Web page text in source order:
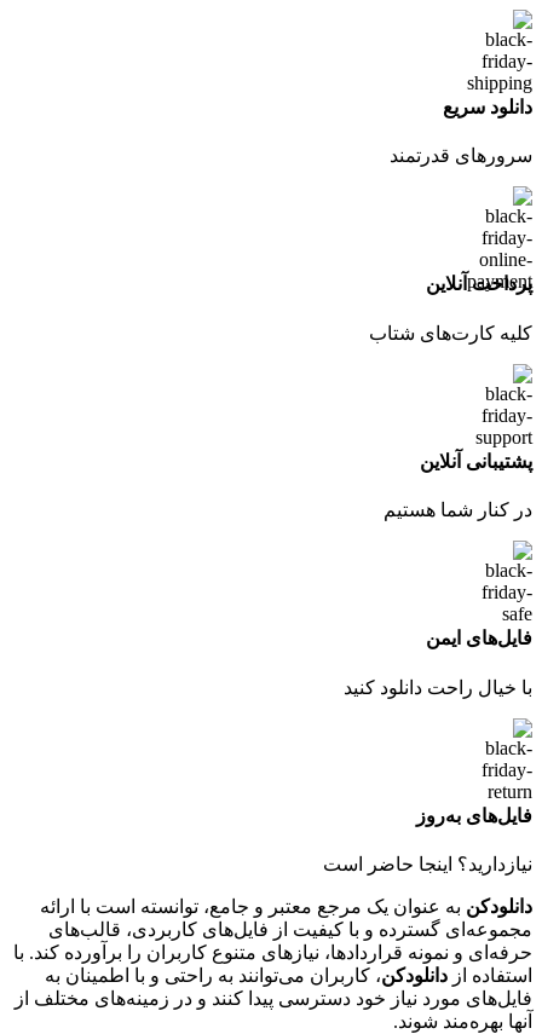
دانلود سریع
سرورهای قدرتمند
پرداخت آنلاین
کلیه کارت‌های شتاب
پشتیبانی آنلاین
در کنار شما هستیم
فایل‌های ایمن
با خیال راحت دانلود کنید
فایل‌های به‌روز
نیازدارید؟ اینجا حاضر است
دانلودکن به عنوان یک مرجع معتبر و جامع، توانسته است با ارائه
مجموعه‌ای گسترده و با کیفیت از فایل‌های کاربردی، قالب‌های
حرفه‌ای و نمونه قراردادها، نیازهای متنوع کاربران را برآورده کند. با
استفاده از دانلودکن، کاربران می‌توانند به راحتی و با اطمینان به
فایل‌های مورد نیاز خود دسترسی پیدا کنند و در زمینه‌های مختلف از
آنها بهره‌مند شوند.